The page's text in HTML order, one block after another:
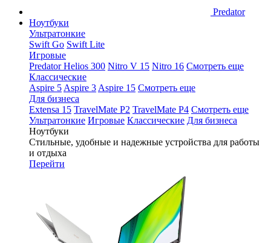
Predator
Ноутбуки
Ультратонкие
Swift Go Swift Lite
Игровые
Predator Helios 300 Nitro V 15 Nitro 16 Смотреть еще
Классические
Aspire 5 Aspire 3 Aspire 15 Смотреть еще
Для бизнеса
Extensa 15 TravelMate P2 TravelMate P4 Смотреть еще
Ультратонкие Игровые Классические Для бизнеса
Ноутбуки
Стильные, удобные и надежные устройства для работы
и отдыха
Перейти